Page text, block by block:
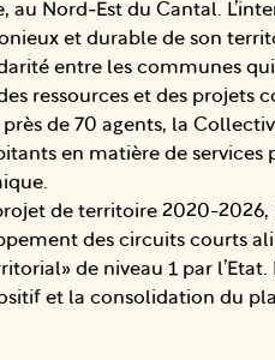
au Nord‐Est du Cantal.
et durable de son
entre les communes
ressources et des projets
près de 70 agents, la
en matière de
de territoire 2020-
des circuits courts
de niveau 1 par
et la consolidation du